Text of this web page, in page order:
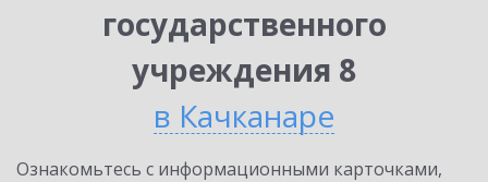
государственного
учреждения 8
в Качканаре
Ознакомьтесь с информационными карточками,